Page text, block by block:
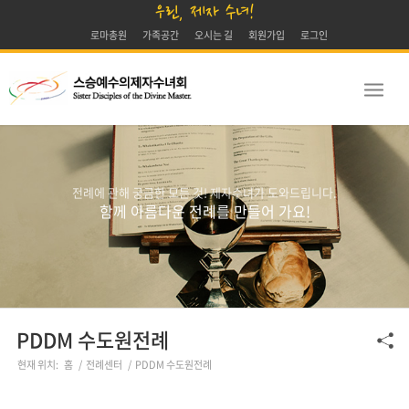
우린, 제자 수녀!
로마총원 가족공간 오시는 길 회원가입 로그인
PDDM 수도원전례
현재 위치: 홈 / 전례센터 / PDDM 수도원전례
전례에 관해 궁금한 모든 것! 제자수녀가 도와드립니다.
함께 아름다운 전례를 만들어 가요!